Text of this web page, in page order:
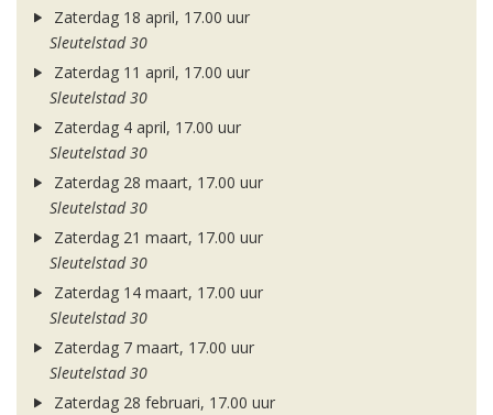
Zaterdag 18 april, 17.00 uur
Sleutelstad 30
Zaterdag 11 april, 17.00 uur
Sleutelstad 30
Zaterdag 4 april, 17.00 uur
Sleutelstad 30
Zaterdag 28 maart, 17.00 uur
Sleutelstad 30
Zaterdag 21 maart, 17.00 uur
Sleutelstad 30
Zaterdag 14 maart, 17.00 uur
Sleutelstad 30
Zaterdag 7 maart, 17.00 uur
Sleutelstad 30
Zaterdag 28 februari, 17.00 uur